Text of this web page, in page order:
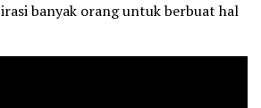
banyak orang untuk berbuat hal